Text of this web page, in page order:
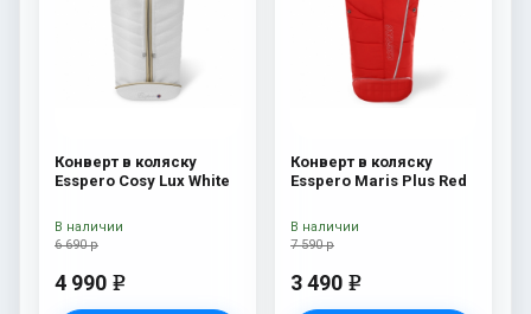
Конверт в коляску
Esspero Cosy Lux White
6 690 р
4 990 e
В наличии
Конверт в коляску
Esspero Maris Plus Red
7 590 р
3 490 e
В наличии